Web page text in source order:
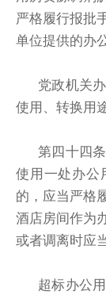
严格履行报批
单位提供的办
党政机关
使用、转换用
第四十四
使用一处办公
的，应当严格
酒店房间作为
或者调离时应
超标办公